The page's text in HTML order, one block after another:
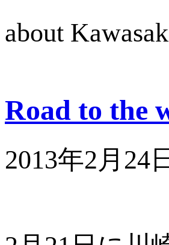
about
Road to the
2013年2月24